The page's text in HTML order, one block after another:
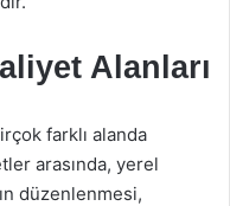
Alanları
farklı alanda
arasında, yerel
düzenlenmesi,